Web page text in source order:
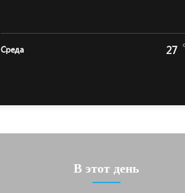
Среда 27
В этот день